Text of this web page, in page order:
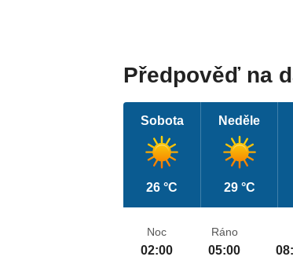
Předpověď na
Sobota
26 °C
Neděle
29 °C
Noc
02:00
Ráno
05:00